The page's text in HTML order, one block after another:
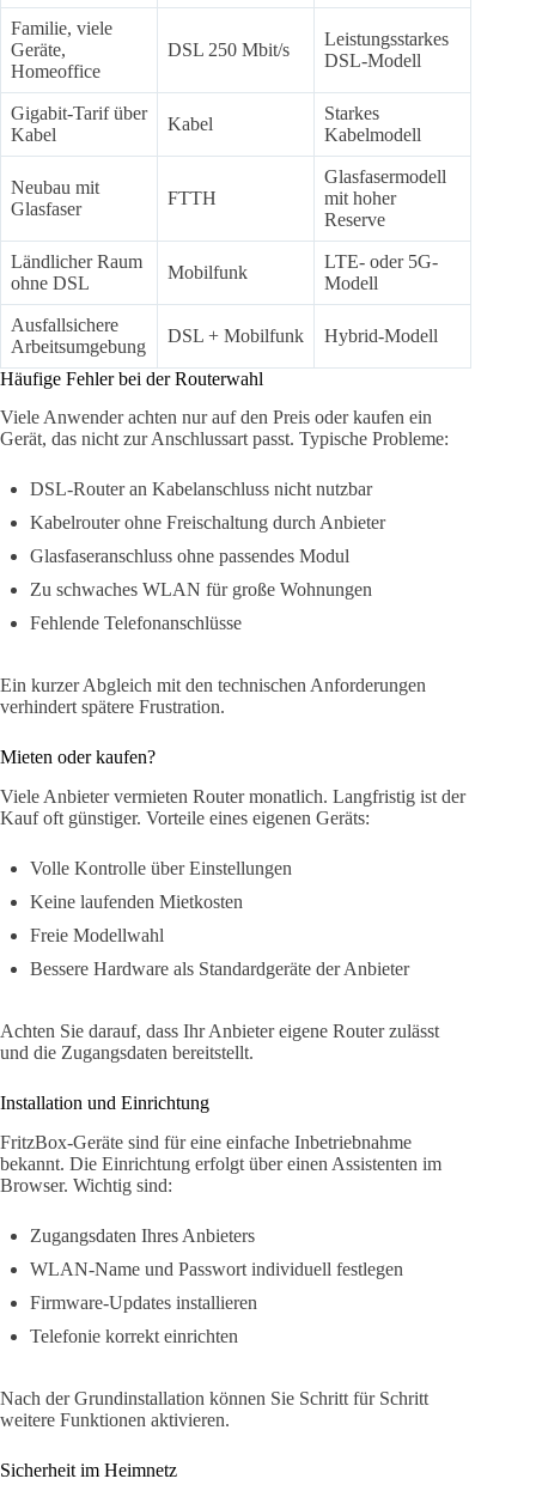
Familie, viele
Geräte,
Homeoffice
DSL 250 Mbit/s
Leistungsstarkes
DSL-Modell
Gigabit-Tarif über
Kabel
Kabel
Starkes
Kabelmodell
Neubau mit
Glasfaser
FTTH
Glasfasermodell
mit hoher
Reserve
Ländlicher Raum
ohne DSL
Mobilfunk
LTE- oder 5G-
Modell
Ausfallsichere
Arbeitsumgebung
DSL + Mobilfunk Hybrid-Modell
Häufige Fehler bei der Routerwahl
Viele Anwender achten nur auf den Preis oder kaufen ein
Gerät, das nicht zur Anschlussart passt. Typische Probleme:
DSL-Router an Kabelanschluss nicht nutzbar
Kabelrouter ohne Freischaltung durch Anbieter
Glasfaseranschluss ohne passendes Modul
Zu schwaches WLAN für große Wohnungen
Fehlende Telefonanschlüsse
Ein kurzer Abgleich mit den technischen Anforderungen
verhindert spätere Frustration.
Mieten oder kaufen?
Viele Anbieter vermieten Router monatlich. Langfristig ist der
Kauf oft günstiger. Vorteile eines eigenen Geräts:
Volle Kontrolle über Einstellungen
Keine laufenden Mietkosten
Freie Modellwahl
Bessere Hardware als Standardgeräte der Anbieter
Achten Sie darauf, dass Ihr Anbieter eigene Router zulässt
und die Zugangsdaten bereitstellt.
Installation und Einrichtung
FritzBox-Geräte sind für eine einfache Inbetriebnahme
bekannt. Die Einrichtung erfolgt über einen Assistenten im
Browser. Wichtig sind:
Zugangsdaten Ihres Anbieters
WLAN-Name und Passwort individuell festlegen
Firmware-Updates installieren
Telefonie korrekt einrichten
Nach der Grundinstallation können Sie Schritt für Schritt
weitere Funktionen aktivieren.
Sicherheit im Heimnetz